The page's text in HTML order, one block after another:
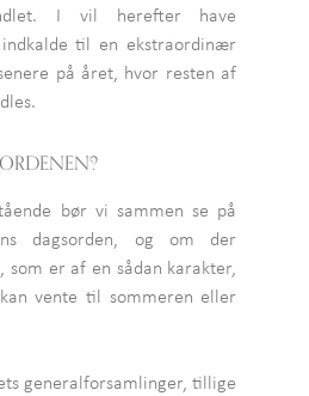
I vil herefter have
til en ekstraordinær
på året, hvor resten af
bør vi sammen se på
dagsorden, og om der
er af en sådan karakter,
vente til sommeren eller
generalforsamlinger, tillige